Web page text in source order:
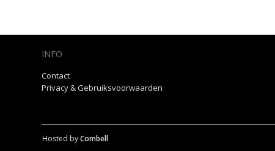
INFO
Contact
Privacy & Gebruiksvoorwaarden
Hosted byCombell